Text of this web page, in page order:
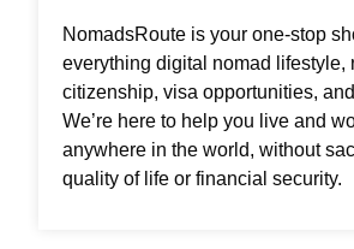
NomadsRoute is your one-stop
everything digital nomad lifestyle,
citizenship, visa opportunities,
We’re here to help you live and
anywhere in the world, without
quality of life or financial security.